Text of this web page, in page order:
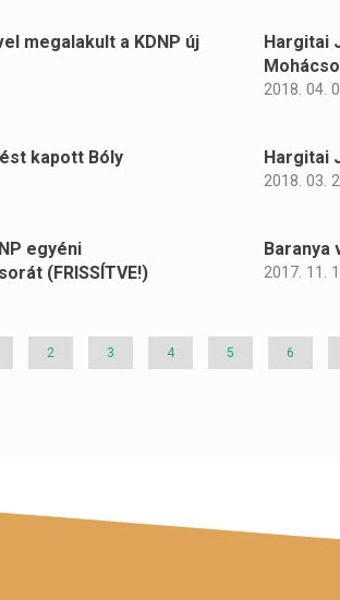
megalakult a KDNP új
Hargitai
2018. 04.
kapott Bóly Hargitai
2018. 03.
egyéni
(FRISSÍTVE!)
Baranya
2017. 11.
Page
2 Page
3 Page
4 Page
5 Page
6